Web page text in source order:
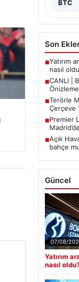
BTC
Son
■Yatırım
nasıl
■CANLI |
■Terörle
Çerçeve
■Premier
■Açık
bahçe
Güncel
07/08/
Yatırım
nasıl